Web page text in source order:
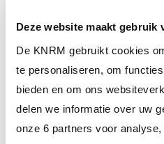
Deze website maakt gebruik
De KNRM gebruikt cookies
te personaliseren, om
bieden en om ons
delen we informatie over uw
onze 6 partners voor
0 200 400
2023